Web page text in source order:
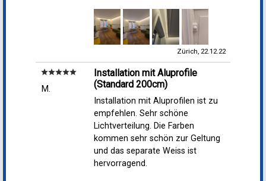
Zürich, 22.12.22
starstarstarstarstar
M.
Installation mit Aluprofile
(Standard 200cm)
Installation mit Aluprofilen ist zu
empfehlen. Sehr schöne
Lichtverteilung. Die Farben
kommen sehr schön zur Geltung
und das separate Weiss ist
hervorragend.